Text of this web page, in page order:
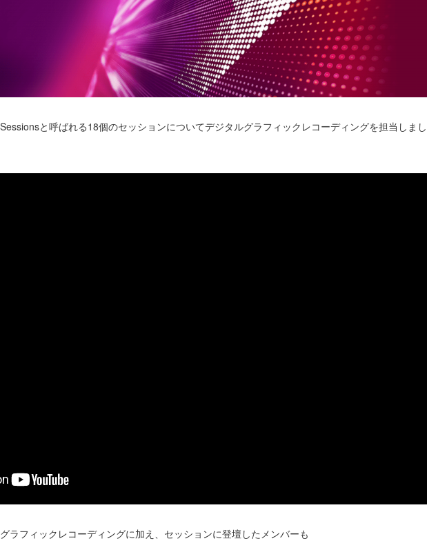
と呼ばれる18個のセッションについてデジタルグラフィックレコーディングを担当しまし
グラフィックレコーディングに加え、セッションに登壇したメンバーも